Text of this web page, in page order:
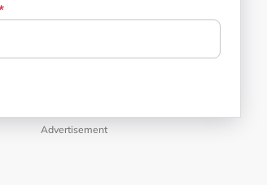
Advertisement